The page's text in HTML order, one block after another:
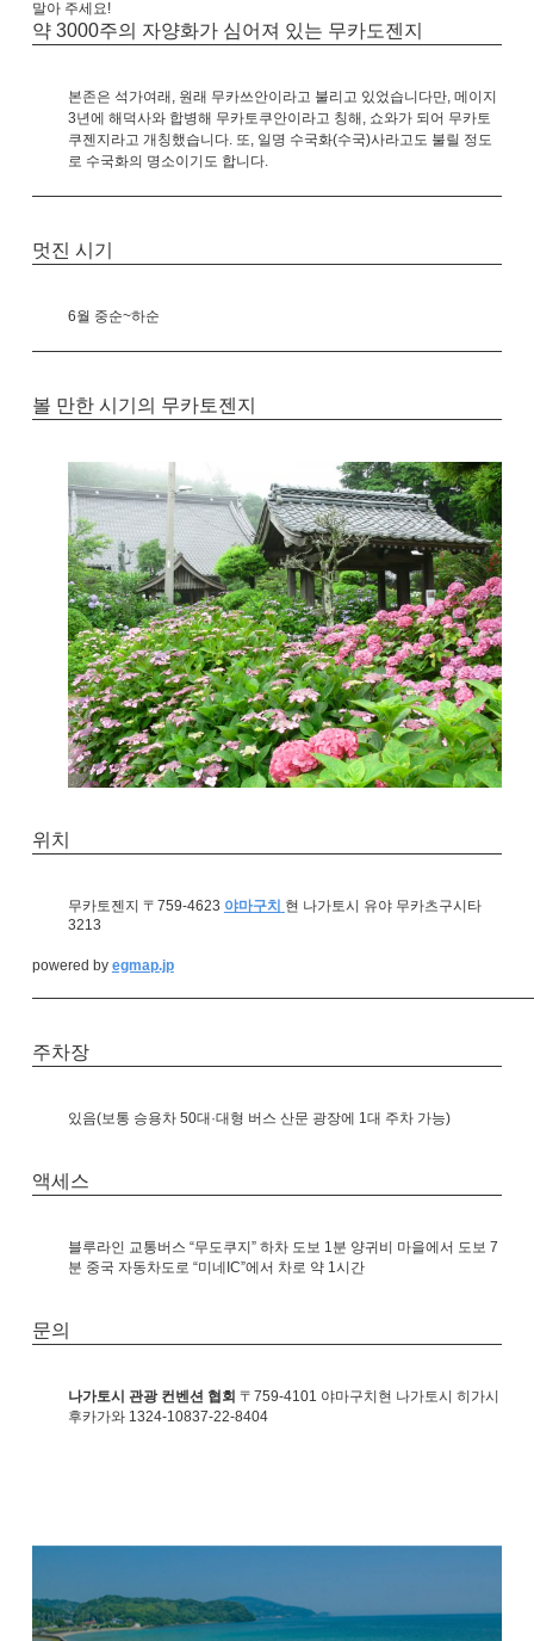
말아 주세요!
약 3000주의 자양화가 심어져 있는 무카도젠지
본존은 석가여래, 원래 무카쓰안이라고 불리고 있었습니다만, 메이지
3년에 해덕사와 합병해 무카토쿠안이라고 칭해, 쇼와가 되어 무카토
쿠젠지라고 개칭했습니다. 또, 일명 수국화(수국)사라고도 불릴 정도
로 수국화의 명소이기도 합니다.
멋진 시기
6월 중순~하순
볼 만한 시기의 무카토젠지
위치
무카토젠지 〒759-4623 야마구치 현 나가토시 유야 무카츠구시타
3213
powered by egmap.jp
주차장
있음(보통 승용차 50대·대형 버스 산문 광장에 1대 주차 가능)
액세스
블루라인 교통버스 “무도쿠지” 하차 도보 1분 양귀비 마을에서 도보 7
분 중국 자동차도로 “미네IC”에서 차로 약 1시간
문의
나가토시 관광 컨벤션 협회 〒759-4101 야마구치현 나가토시 히가시
후카가와 1324-10837-22-8404